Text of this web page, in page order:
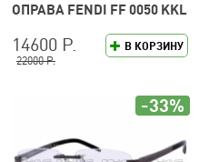
ОПРАВА FENDI FF 0050 KKL
В КОРЗИНУ
14600 Р.
22000 Р.
-33%